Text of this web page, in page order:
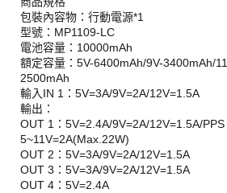
包裝內容物：行動電源*1
型號：MP1109-LC
電池容量：10000mAh
額定容量：5V-6400mAh/9V-3400mAh/
2500mAh
輸入IN 1：5V=3A/9V=2A/12V=1.5A
輸出：
OUT 1：5V=2.4A/9V=2A/12V=1.5A/PPS
5~11V=2A(Max.22W)
OUT 2：5V=3A/9V=2A/12V=1.5A
OUT 3：5V=3A/9V=2A/12V=1.5A
OUT 4：5V=2.4A